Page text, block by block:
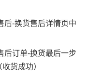
后-换货售后详情页中
后订单-换货最后一步
货成功）